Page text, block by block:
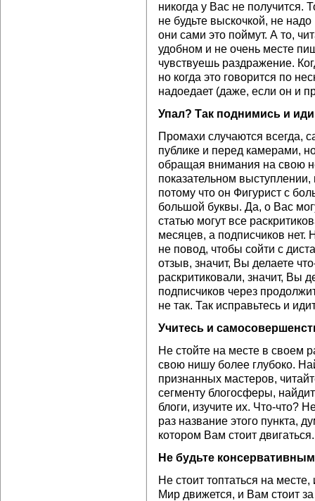
никогда у Вас не получится.
не будьте выскочкой, не
они сами это поймут. А то,
удобном и не очень месте
чувствуешь раздражение.
но когда это говорится по
надоедает (даже, если он и
Упал? Так поднимись и
Промахи случаются всегда,
публике и перед камерами,
обращая внимания на свою
показательном
потому что он Фигурист с
большой буквы. Да, о Вас
статью могут все
месяцев, а подписчиков нет.
не повод, чтобы сойти с
отзыв, значит, Вы делаете
раскритиковали, значит, Вы
подписчиков через
не так. Так исправьтесь и
Учитесь и
Не стойте на месте в своем
свою нишу более глубоко.
признанных мастеров,
сегменту блогосферы,
блоги, изучите их. Что-что?
раз название этого пункта,
котором Вам стоит двигаться.
Не будьте
Не стоит топтаться на
Мир движется, и Вам стоит